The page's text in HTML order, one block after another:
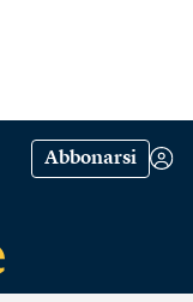
Abbonarsi